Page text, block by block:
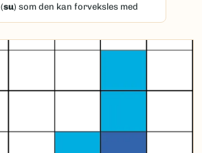
(su) som den kan forveksles med